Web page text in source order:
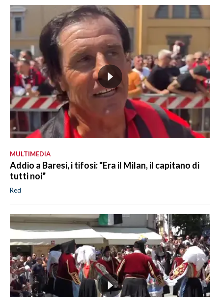
MULTIMEDIA
Addio a Baresi, i tifosi: "Era il Milan, il capitano di
tutti noi"
Red